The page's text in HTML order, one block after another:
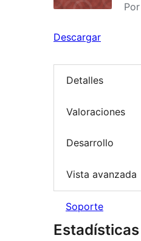
Por
Descargar
Detalles
Valoraciones
Desarrollo
Vista avanzada
Soporte
Estadísticas